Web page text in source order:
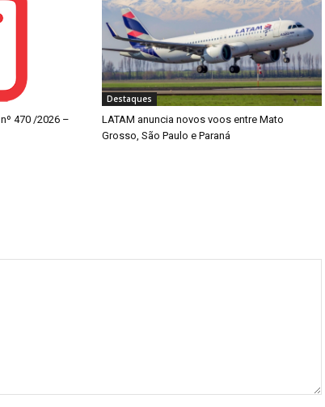
470 /2026 –
Destaques
LATAM anuncia novos voos entre Mato
Grosso, São Paulo e Paraná